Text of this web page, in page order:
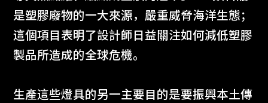
是塑膠廢物的一大來源，嚴重威脅海洋生態；
這個項目表明了設計師日益關注如何減低塑膠
製品所造成的全球危機。
生產這些燈具的另一主要目的是要振興本土傳